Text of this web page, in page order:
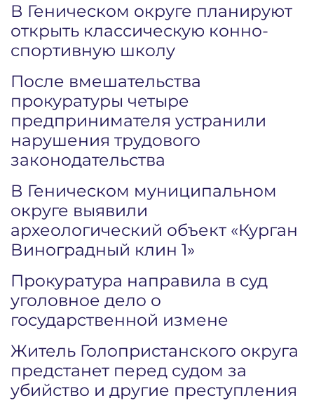
В Геническом округе планируют
открыть классическую конно-
спортивную школу
После вмешательства
прокуратуры четыре
предпринимателя устранили
нарушения трудового
законодательства
В Геническом муниципальном
округе выявили
археологический объект «Курган
Виноградный клин 1»
Прокуратура направила в суд
уголовное дело о
государственной измене
Житель Голопристанского округа
предстанет перед судом за
убийство и другие преступления